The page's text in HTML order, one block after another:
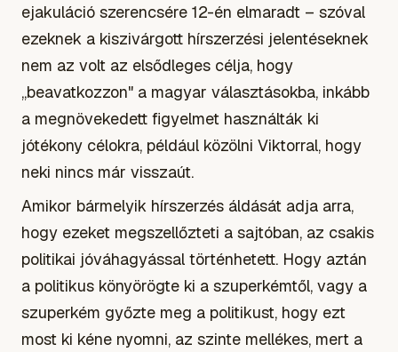
ejakuláció szerencsére 12-én elmaradt – szóval
ezeknek a kiszivárgott hírszerzési jelentéseknek
nem az volt az elsődleges célja, hogy
„beavatkozzon" a magyar választásokba, inkább
a megnövekedett figyelmet használták ki
jótékony célokra, például közölni Viktorral, hogy
neki nincs már visszaút.
Amikor bármelyik hírszerzés áldását adja arra,
hogy ezeket megszellőzteti a sajtóban, az csakis
politikai jóváhagyással történhetett. Hogy aztán
a politikus könyörögte ki a szuperkémtől, vagy a
szuperkém győzte meg a politikust, hogy ezt
most ki kéne nyomni, az szinte mellékes, mert a